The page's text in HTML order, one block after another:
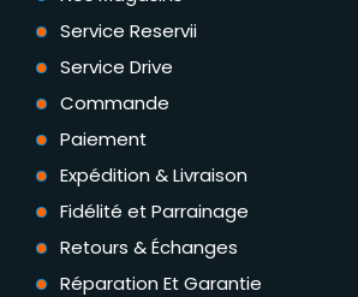
Service Reservii
Service Drive
Commande
Paiement
Expédition & Livraison
Fidélité et Parrainage
Retours & Échanges
Réparation Et Garantie